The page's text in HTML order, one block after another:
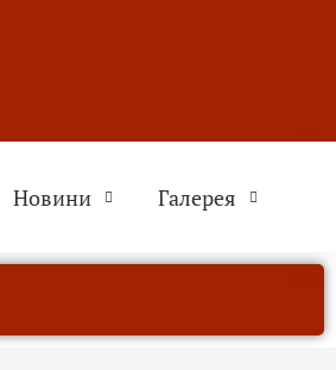
Новини Галерея